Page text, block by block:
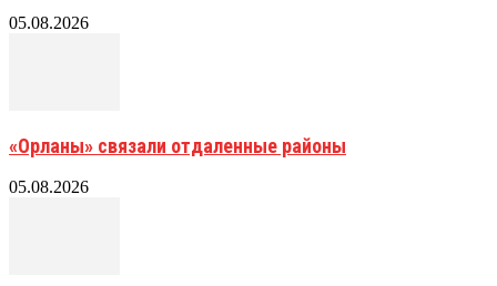
05.08.2026
«Орланы» связали отдаленные районы
05.08.2026